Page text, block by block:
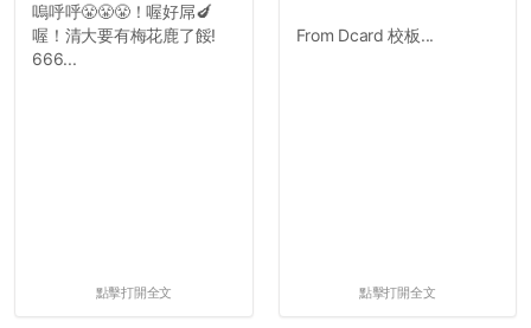
嗚呼呼😤😤😤！喔好屌🍆
喔！清大要有梅花鹿了餒!
666...
點擊打開全文
From Dcard 校板...
點擊打開全文